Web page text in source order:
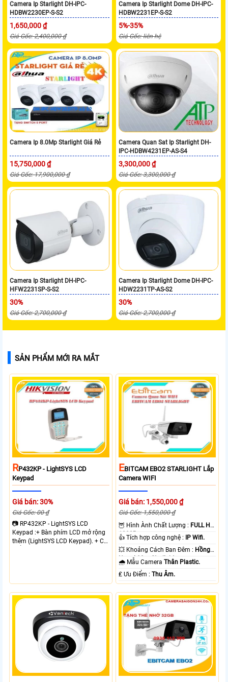
Camera Ip Starlight DH-IPC-
HDBW2230EP-S-S2
1,650,000 ₫
Giá Gốc: 2,400,000 ₫
Camera Ip Starlight Dome DH-IPC-
HDBW2231EP-S-S2
5%-35%
Giá Gốc: liên hệ
Camera Ip 8.0Mp Starlight Giá Rẻ
15,750,000 ₫
Giá Gốc: 17,900,000 ₫
Camera Quan Sat Ip Starlight DH-
IPC-HDBW4231EP-AS-S4
3,300,000 ₫
Giá Gốc: 3,300,000 ₫
Camera Ip Starlight DH-IPC-
HFW2231SP-S-S2
30%
Giá Gốc: 2,700,000 ₫
Camera Ip Starlight Dome DH-IPC-
HDW2231TP-AS-S2
30%
Giá Gốc: 2,700,000 ₫
SẢN PHẨM MỚI RA MẮT
RP432KP - LightSYS LCD
Keypad
Giá bán: 30%
Giá Gốc: 00 ₫
📷 RP432KP - LightSYS LCD
Keypad :+ Bàn phím LCD mở rộng
thêm (LightSYS LCD Keypad). + Có
EBITCAM EBO2 STARLIGHT Lắp
Camera WIFI
Giá bán: 1,550,000 ₫
Giá Gốc: 1,550,000 ₫
🦉 Hình Ành Chất Lượng : FULL HD
1080P .
👍 Tích hợp công nghệ :
IP Wifi.
💥 Khoảng Cách Ban Đêm : Hồng
Ngoại 80m Starlight.
🌧️ Mẫu CameraThân Plastic.
️₤ Ưu Điểm :Thu Âm.